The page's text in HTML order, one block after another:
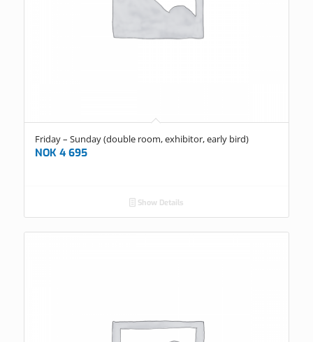
Friday – Sunday (double room, exhibitor, early bird)
NOK4 695
Show Details